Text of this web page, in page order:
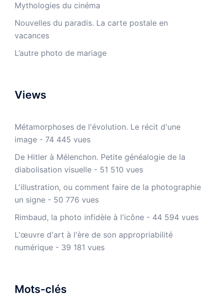
Mythologies du cinéma
Nouvelles du paradis. La carte postale en
vacances
L’autre photo de mariage
Views
Métamorphoses de l'évolution. Le récit d'une
image - 74 445 vues
De Hitler à Mélenchon. Petite généalogie de la
diabolisation visuelle - 51 510 vues
L'illustration, ou comment faire de la photographie
un signe - 50 776 vues
Rimbaud, la photo infidèle à l'icône - 44 594 vues
L'œuvre d'art à l'ère de son appropriabilité
numérique - 39 181 vues
Mots-clés